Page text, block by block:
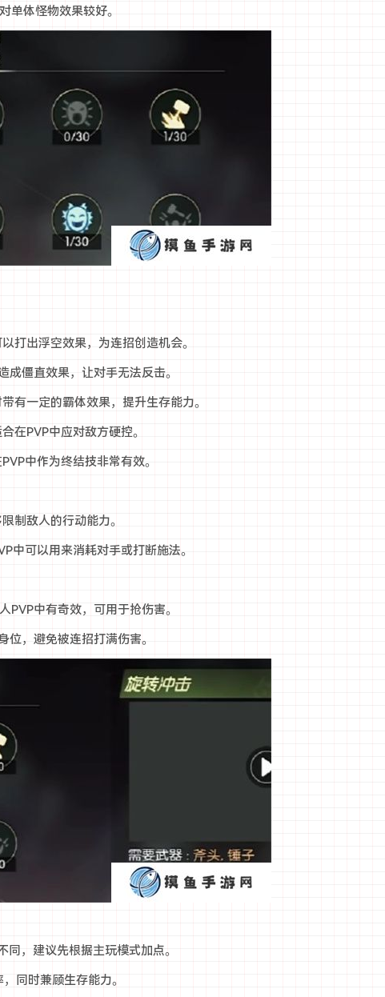
体怪物效果较好。
出浮空效果，为连招创造机会。
僵直效果，让对手无法反击。
一定的霸体效果，提升生存能力。
PVP中应对敌方硬控。
中作为终结技非常有效。
制敌人的行动能力。
可以用来消耗对手或打断施法。
中有奇效，可用于抢伤害。
，避免被连招打满伤害。
同，建议先根据主玩模式加点。
同时兼顾生存能力。